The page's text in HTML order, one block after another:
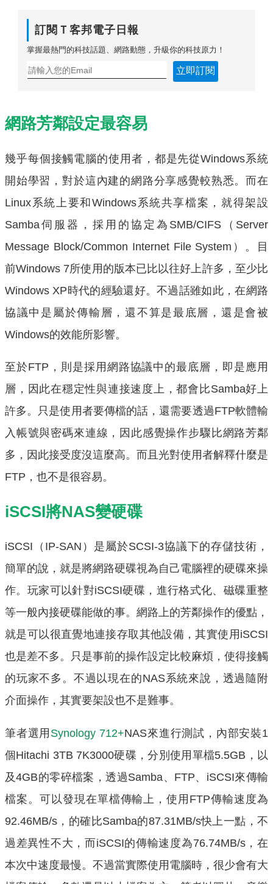
訂閱Ｔ客邦電子日報
掌握最熱門的科技話題、網路動態，升級你的科技原力！
立即訂閱
網路芳鄰設定最容易
幾乎每個接觸電腦的使用者，都是先從Windows系統
開始學習，對於這內建的網路分享感覺較熟悉。而在
Linux系統上要和Windows系統共享檔案，就得架設
Samba伺服器，採用的協定為SMB/CIFS（Server
Message Block/Common Internet File System）。目
前Windows 7所使用的版本已比以往好上許多，至少比
Windows XP時代的經驗還好。不過話雖如此，在網路
協議中是屬於傳輸層，還不算是最底層，還是會被
Windows的效能所影響。
至於FTP，則是採用網路協議中的最底層，即是應用
層，因此在穩定性與連接速度上，都會比Samba好上
許多。只是使用者要傳檔的話，還需要透過FTP軟體輸
入帳號與密碼來連線，因此感覺操作步驟比網路芳鄰
多，因此接受度沒這麼高。而且光對使用者解釋什麼是
FTP，也不是很容易。
iSCSI將NAS變硬碟
iSCSI（IP-SAN）是屬於SCSI-3協議下的存儲技術，
簡單的說，就是將網路硬碟視為自己電腦裡的硬碟來操
作。玩家可以針對iSCSI硬碟，進行格式化、磁碟重整
等一般內接硬碟能做的事。網路上的芳鄰操作的優點，
就是可以很直覺地連接存取其他設備，其實使用iSCSI
也是差不多。只是事前的操作設定比較麻煩，使得接觸
的玩家不多。不過以現在的NAS系統來說，透過隨附
介面操作，其實要架設也不是難事。
筆者選用 Synology 712+NAS來進行測試，內部安裝1
個Hitachi 3TB 7K3000硬碟，分別使用單檔5.5GB，以
及4GB的零碎檔案，透過Samba、FTP、iSCSI來傳輸
檔案。可以發現在單檔傳輸上，使用FTP傳輸速度為
92.46MB/s，的確比Samba的87.31MB/s快上一點，不
過差異性不大，而iSCSI的傳輸速度為76.74MB/s，在
本次中速度最慢。不過當實際使用電腦時，很少會有大